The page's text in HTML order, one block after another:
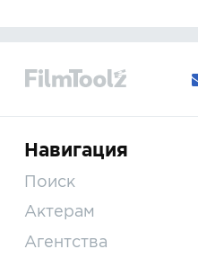
Навигация
Поиск
Актерам
Агентства